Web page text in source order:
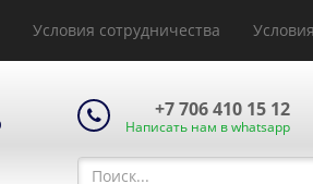
Условия сотрудничества
+7 706 410 15 12
Написать нам в whatsapp